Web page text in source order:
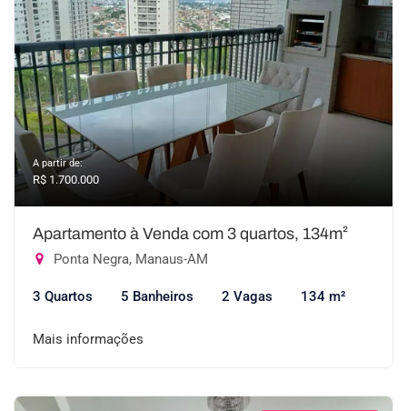
A partir de:
R$ 1.700.000
Apartamento à Venda com 3 quartos, 134m²
Ponta Negra, Manaus-AM
3 Quartos 5 Banheiros 2 Vagas 134 m²
Mais informações